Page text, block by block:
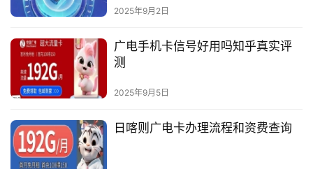
2025年9月2日
广电手机卡信号好用吗知乎真实评
测
2025年9月5日
日喀则广电卡办理流程和资费查询